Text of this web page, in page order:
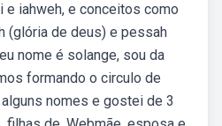
e iahweh, e conceitos como
(glória de deus) e pessah
nome é solange, sou da
formando o circulo de
nomes e gostei de 3